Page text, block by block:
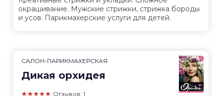
окрашивание. Мужские стрижки, стрижка бороды
и усов. Парикмахерские услуги для детей.
САЛОН-ПАРИКМАХЕРСКАЯ
Дикая орхидея
★★★★★ Отзывов: 1